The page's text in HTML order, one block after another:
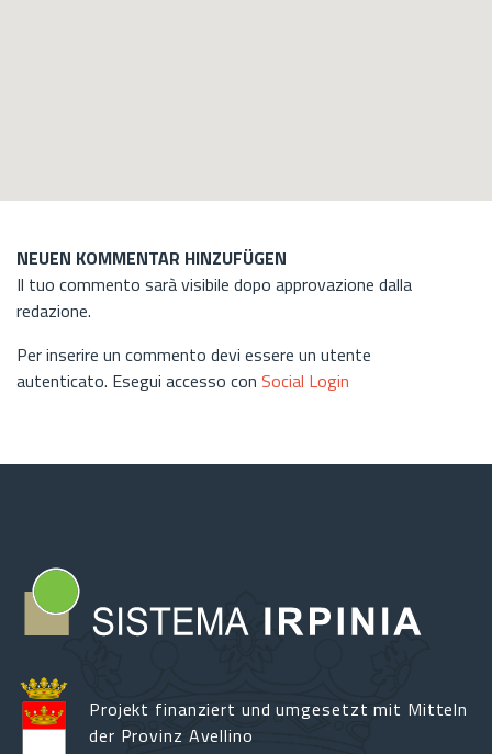
NEUEN KOMMENTAR HINZUFÜGEN
Il tuo commento sarà visibile dopo approvazione dalla
redazione.
Per inserire un commento devi essere un utente
autenticato. Esegui accesso con Social Login
Projekt finanziert und umgesetzt mit Mitteln
der Provinz Avellino